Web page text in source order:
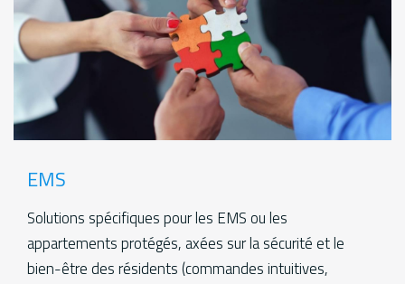
EMS
Solutions spécifiques pour les EMS ou les
appartements protégés, axées sur la sécurité et le
bien-être des résidents (commandes intuitives,